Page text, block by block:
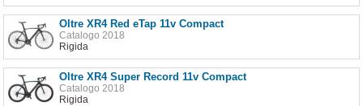
Oltre XR4 Red eTap 11v Compact
Catalogo 2018
Rigida
Oltre XR4 Super Record 11v Compact
Catalogo 2018
Rigida